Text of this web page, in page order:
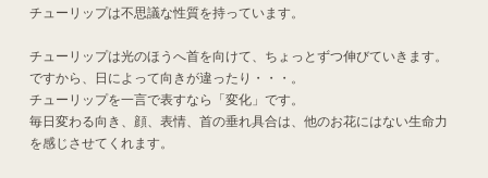
チューリップは不思議な性質を持っています。
チューリップは光のほうへ首を向けて、ちょっとずつ伸びていきます。
ですから、日によって向きが違ったり・・・。
チューリップを一言で表すなら「変化」です。
毎日変わる向き、顔、表情、首の垂れ具合は、他のお花にはない生命力
を感じさせてくれます。